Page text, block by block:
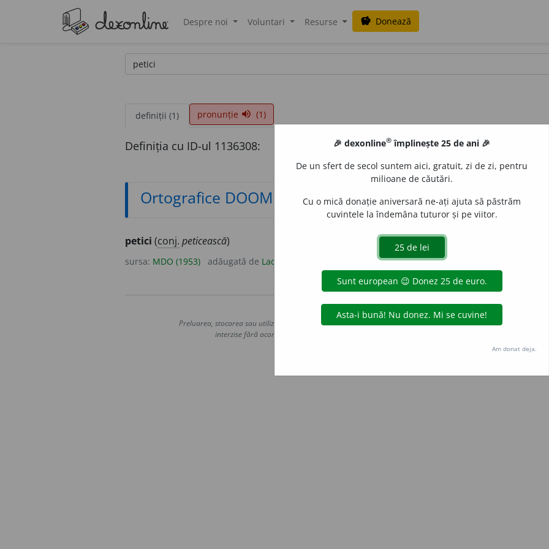
Despre noi Voluntari Resurse savings Donează
definiții (1) pronunție volume_up (1)
Definiția cu ID-ul 1136308:
Ortografice DOOM
petici (conj. peticească)
sursa: MDO (1953) adăugată de Ladislau Strifler
Copyright © 2004-2026 dexonline (https://dexonline.ro)
Preluarea, stocarea sau utilizarea datelor de pe acest site, inclusiv prin orice metode de extragere automată
interzise fără acordul nostru prealabil scris, cu excepția seturilor de date oferite oficial spre utilizare
Hosterion
🎉 dexonline® împlinește 25 de ani 🎉
De un sfert de secol suntem aici, gratuit, zi de zi, pentru
milioane de căutări.
Cu o mică donație aniversară ne-ați ajuta să păstrăm
cuvintele la îndemâna tuturor și pe viitor.
Am donat deja.